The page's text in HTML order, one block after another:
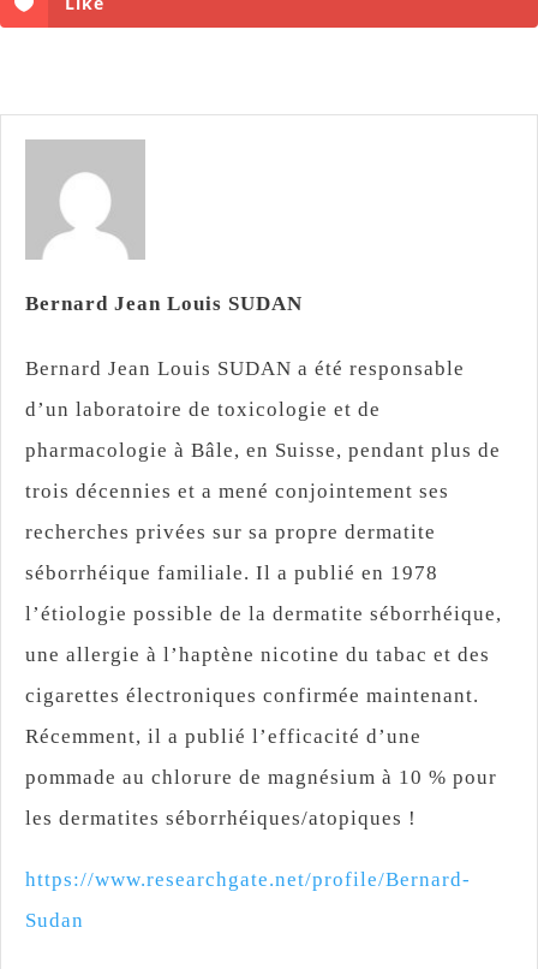
Bernard Jean Louis SUDAN
Bernard Jean Louis SUDAN a été responsable
d’un laboratoire de toxicologie et de
pharmacologie à Bâle, en Suisse, pendant plus de
trois décennies et a mené conjointement ses
recherches privées sur sa propre dermatite
séborrhéique familiale. Il a publié en 1978
l’étiologie possible de la dermatite séborrhéique,
une allergie à l’haptène nicotine du tabac et des
cigarettes électroniques confirmée maintenant.
Récemment, il a publié l’efficacité d’une
pommade au chlorure de magnésium à 10 % pour
les dermatites séborrhéiques/atopiques !
https://www.researchgate.net/profile/Bernard-
Sudan